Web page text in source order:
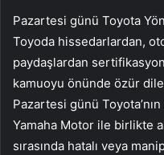
Pazartesi günü Toyota
Toyoda hissedarlardan,
paydaşlardan
kamuoyu önünde özür
Pazartesi günü
Yamaha Motor ile birlikte
sırasında hatalı veya